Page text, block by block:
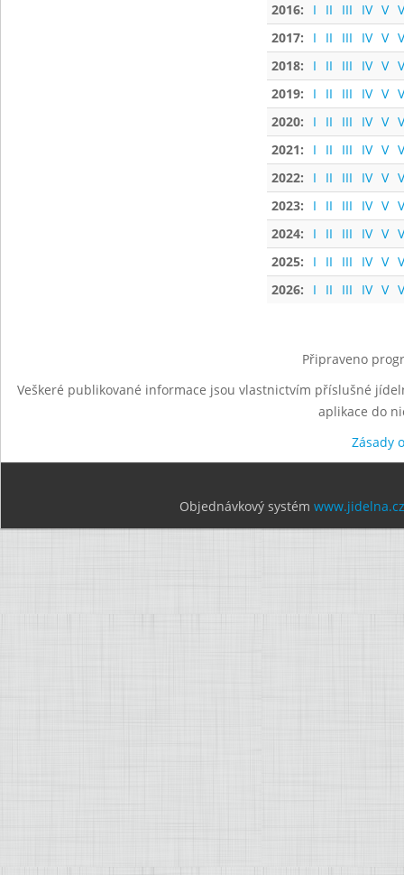
2016:
I II III IV V
2017:
I II III IV V
2018:
I II III IV V
2019:
I II III IV V
2020:
I II III IV V
2021:
I II III IV V
2022:
I II III IV V
2023:
I II III IV V
2024:
I II III IV V
2025:
I II III IV V
2026:
I II III IV V
Připraveno
Veškeré publikované informace jsou vlastnictvím příslušné
aplikace do
Zásady
Objednávkový systém www.jidelna.cz